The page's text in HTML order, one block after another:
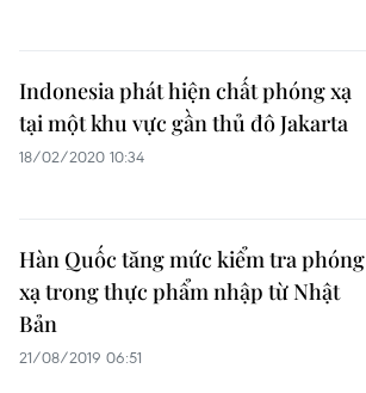
Indonesia phát hiện chất phóng xạ
tại một khu vực gần thủ đô Jakarta
18/02/2020 10:34
Hàn Quốc tăng mức kiểm tra phóng
xạ trong thực phẩm nhập từ Nhật
Bản
21/08/2019 06:51